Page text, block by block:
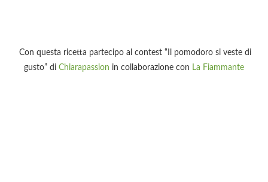
Con questa ricetta partecipo al contest “Il pomodoro si veste di
gusto” di Chiarapassion in collaborazione con La Fiammante